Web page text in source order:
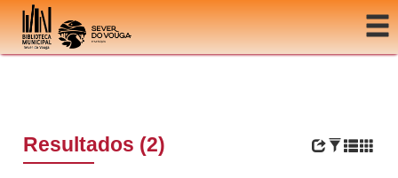
Ir para o conteúdo
Resultados (2)